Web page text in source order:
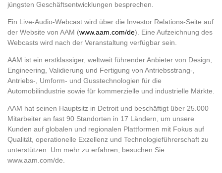
jüngsten Geschäftsentwicklungen besprechen.
Ein Live-Audio-Webcast wird über die Investor Relations-Seite auf
der Website von AAM (www.aam.com/de). Eine Aufzeichnung des
Webcasts wird nach der Veranstaltung verfügbar sein.
AAM ist ein erstklassiger, weltweit führender Anbieter von Design,
Engineering, Validierung und Fertigung von Antriebsstrang-,
Antriebs-, Umform- und Gusstechnologien für die
Automobilindustrie sowie für kommerzielle und industrielle Märkte.
AAM hat seinen Hauptsitz in Detroit und beschäftigt über 25.000
Mitarbeiter an fast 90 Standorten in 17 Ländern, um unsere
Kunden auf globalen und regionalen Plattformen mit Fokus auf
Qualität, operationelle Exzellenz und Technologieführerschaft zu
unterstützen. Um mehr zu erfahren, besuchen Sie
www.aam.com/de.